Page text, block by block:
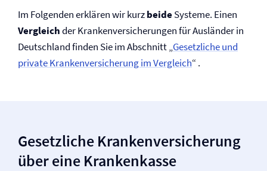
Im Folgenden erklären wir kurzbeideSysteme. Einen
Vergleichder Kranken­versicherungen für Ausländer in
Deutschland finden Sie im Abschnitt „Gesetzliche und
private Kranken­versicherung im Vergleich“ .
Gesetzliche Kranken­versicherung
über eine Krankenkasse